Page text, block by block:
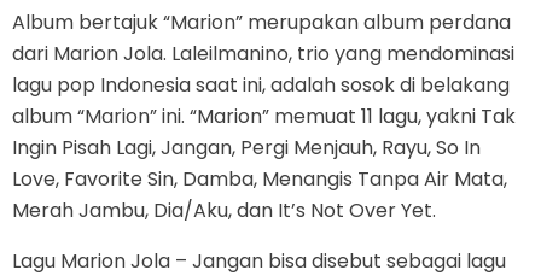
Album bertajuk “Marion” merupakan album perdana
dari Marion Jola. Laleilmanino, trio yang mendominasi
lagu pop Indonesia saat ini, adalah sosok di belakang
album “Marion” ini. “Marion” memuat 11 lagu, yakni Tak
Ingin Pisah Lagi, Jangan, Pergi Menjauh, Rayu, So In
Love, Favorite Sin, Damba, Menangis Tanpa Air Mata,
Merah Jambu, Dia/Aku, dan It’s Not Over Yet.
Lagu Marion Jola – Jangan bisa disebut sebagai lagu